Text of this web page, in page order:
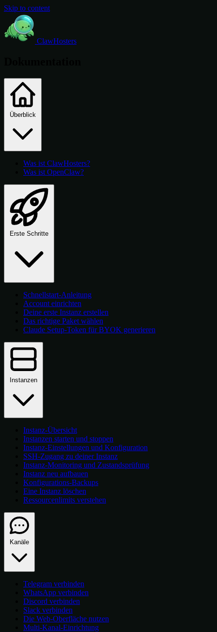
Skip to content
ClawHosters
Überblick
Was ist ClawHosters?
Was ist OpenClaw?
Erste Schritte
Schnellstart-Anleitung
Account einrichten
Deine erste Instanz erstellen
Das richtige Paket wählen
Claude Setup-Token für BYOK generieren
Instanzen
Instanz-Übersicht
Instanzen starten und stoppen
Instanz-Einstellungen und Konfiguration
SSH-Zugang zu deiner Instanz
Instanz-Monitoring und Zustandsprüfung
Instanz neu aufbauen
Konfigurations-Backups
Eine Instanz löschen
Ressourcenlimits verstehen
Kanäle
Telegram verbinden
WhatsApp verbinden
Discord verbinden
Slack verbinden
Die Web-Oberfläche nutzen
Multi-Kanal-Einrichtung